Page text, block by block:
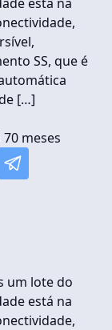
SS, que é
[…]
meses
um lote do
está na